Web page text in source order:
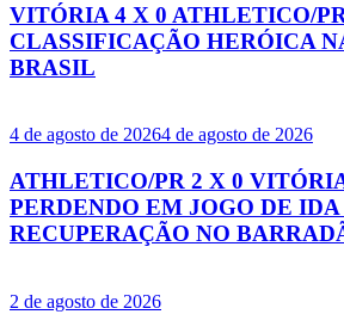
VITÓRIA 4 X 0 ATHLETICO/
CLASSIFICAÇÃO HERÓICA
BRASIL
4 de agosto de 20264 de agosto de 2026
ATHLETICO/PR 2 X 0
PERDENDO EM JOGO DE IDA
RECUPERAÇÃO NO
2 de agosto de 2026